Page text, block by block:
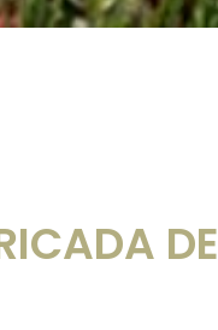
DE